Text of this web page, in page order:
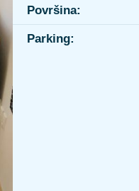
Površina:
Parking: